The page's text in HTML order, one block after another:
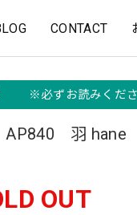
CONTACT
報 ※必ずお読みくだ
AP840 羽
OUT